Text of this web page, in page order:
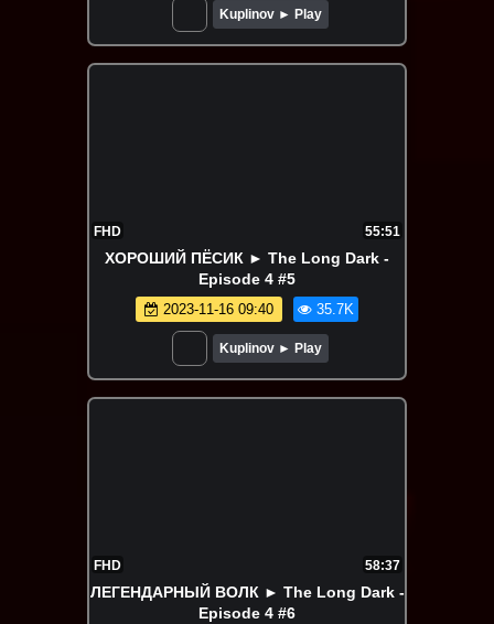
Kuplinov ► Play
FHD 55:51
ХОРОШИЙ ПЁСИК ► The Long Dark -
Episode 4 #5
2023-11-16 09:40 35.7K
Kuplinov ► Play
FHD 58:37
ЛЕГЕНДАРНЫЙ ВОЛК ► The Long Dark -
Episode 4 #6